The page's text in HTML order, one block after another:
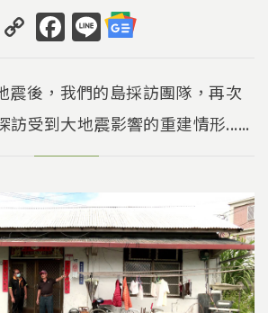
C
o
p
y
Li
n
k
F
a
c
e
b
o
o
k
Li
n
e
震後，我們的島採訪團隊，再次
訪受到大地震影響的重建情形......